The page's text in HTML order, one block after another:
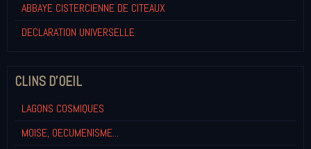
ABBAYE CISTERCIENNE DE CITEAUX
DECLARATION UNIVERSELLE
CLINS D'OEIL
LAGONS COSMIQUES
MOISE, OECUMENISME...